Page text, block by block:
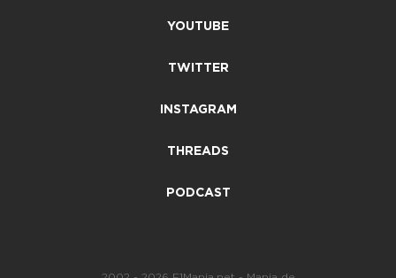
YOUTUBE
TWITTER
INSTAGRAM
THREADS
PODCAST